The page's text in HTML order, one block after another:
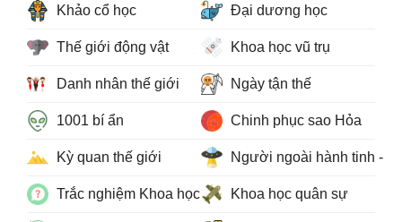
Khảo cổ học Đại dương học
Thế giới động vật Khoa học vũ trụ
Danh nhân thế giới Ngày tận thế
1001 bí ẩn Chinh phục sao Hỏa
Kỳ quan thế giới Người ngoài hành tinh -
Trắc nghiệm Khoa học Khoa học quân sự